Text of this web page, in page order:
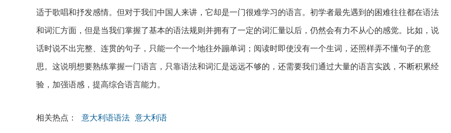
适于歌唱和抒发感情。但对于我们中国人来讲，它却是一门很难学习的语言。初学者最先遇到的困难往往都在语法
和词汇方面，但是当我们掌握了基本的语法规则并拥有了一定的词汇量以后，仍然会有力不从心的感觉。比如，说
话时说不出完整、连贯的句子，只能一个一个地往外蹦单词；阅读时即使没有一个生词，还照样弄不懂句子的意
思。这说明想要熟练掌握一门语言，只靠语法和词汇是远远不够的，还需要我们通过大量的语言实践，不断积累经
验，加强语感，提高综合语言能力。
相关热点： 意大利语语法 意大利语